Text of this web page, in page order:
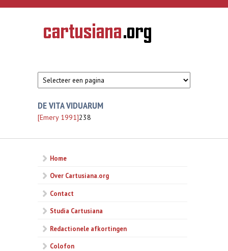
Overslaan en naar de inhoud gaan
CARTUSIANA
Geschiedenis
van de
DE VITA VIDUARUM
[Emery 1991]238
Home
Over Cartusiana.org
Contact
Studia Cartusiana
Redactionele afkortingen
Colofon